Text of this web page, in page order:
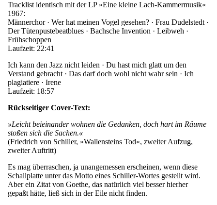
Tracklist identisch mit der LP »Eine kleine Lach-Kammermusik«
1967:
Männerchor · Wer hat meinen Vogel gesehen? · Frau Dudel­stedt ·
Der Tüten­puste­beat­blues · Bachsche Invention · Leibweh ·
Frühschoppen
Laufzeit: 22:41
Ich kann den Jazz nicht leiden · Du hast mich glatt um den
Verstand gebracht · Das darf doch wohl nicht wahr sein · Ich
plagiatiere · Irene
Laufzeit: 18:57
Rückseitiger Cover-Text:
»Leicht beieinander wohnen die Gedanken, doch hart im Räume
stoßen sich die Sachen.«
(Friedrich von Schiller, »Wallensteins Tod«, zweiter Aufzug,
zweiter Auftritt)
Es mag überraschen, ja unangemessen erscheinen, wenn diese
Schallplatte unter das Motto eines Schiller-Wortes gestellt wird.
Aber ein Zitat von Goethe, das natürlich viel besser hierher
gepaßt hätte, ließ sich in der Eile nicht finden.